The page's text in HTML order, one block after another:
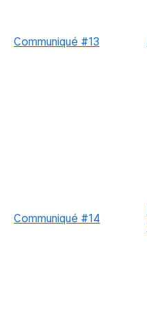
Communiqué #13
Communiqué #14